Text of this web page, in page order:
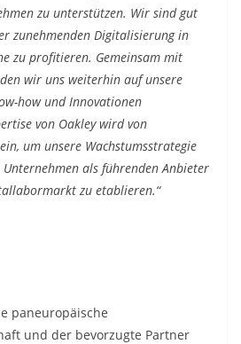
zu unterstützen. Wir sind gut
zunehmenden Digitalisierung in
zu profitieren. Gemeinsam mit
wir uns weiterhin auf unsere
how und Innovationen
von Oakley wird von
um unsere Wachstumsstrategie
als führenden Anbieter
zu etablieren.“
paneuropäische
und der bevorzugte Partner